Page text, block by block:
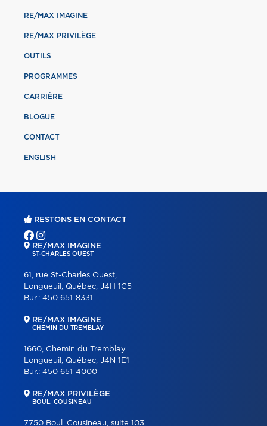
RE/MAX IMAGINE
RE/MAX PRIVILÈGE
OUTILS
PROGRAMMES
CARRIÈRE
BLOGUE
CONTACT
ENGLISH
RESTONS EN CONTACT
RE/MAX IMAGINE
ST-CHARLES OUEST
61, rue St-Charles Ouest,
Longueuil, Québec, J4H 1C5
Bur.: 450 651-8331
RE/MAX IMAGINE
CHEMIN DU TREMBLAY
1660, Chemin du Tremblay
Longueuil, Québec, J4N 1E1
Bur.: 450 651-4000
RE/MAX PRIVILÈGE
BOUL. COUSINEAU
7750 Boul. Cousineau, suite 103